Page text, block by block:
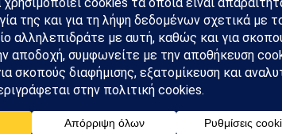
Ακολουθήστε στο YouTube
Facebook Twitter Pinterest